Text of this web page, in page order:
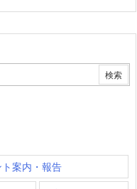
ト案内・報告